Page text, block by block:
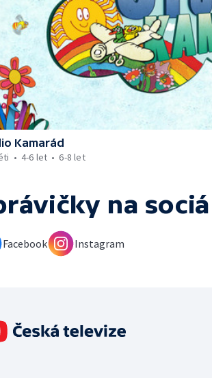
Kamarád
4-6 let 6-8 let
na
Facebook Instagram